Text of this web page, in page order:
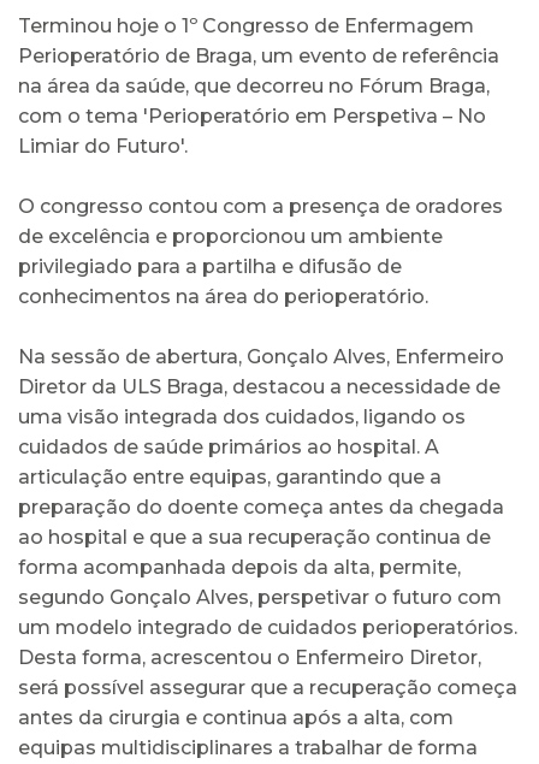
Terminou hoje o 1º Congresso de Enfermagem
Perioperatório de Braga, um evento de referência
na área da saúde, que decorreu no Fórum Braga,
com o tema 'Perioperatório em Perspetiva – No
Limiar do Futuro'.
O congresso contou com a presença de oradores
de excelência e proporcionou um ambiente
privilegiado para a partilha e difusão de
conhecimentos na área do perioperatório.
Na sessão de abertura, Gonçalo Alves, Enfermeiro
Diretor da ULS Braga, destacou a necessidade de
uma visão integrada dos cuidados, ligando os
cuidados de saúde primários ao hospital. A
articulação entre equipas, garantindo que a
preparação do doente começa antes da chegada
ao hospital e que a sua recuperação continua de
forma acompanhada depois da alta, permite,
segundo Gonçalo Alves, perspetivar o futuro com
um modelo integrado de cuidados perioperatórios.
Desta forma, acrescentou o Enfermeiro Diretor,
será possível assegurar que a recuperação começa
antes da cirurgia e continua após a alta, com
equipas multidisciplinares a trabalhar de forma